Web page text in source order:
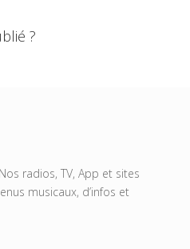
?
radios, TV, App et sites
musicaux, d’infos et